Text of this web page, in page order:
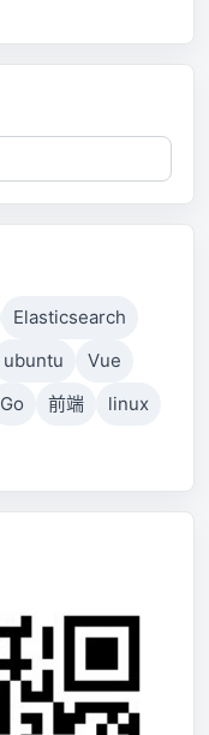
Elasticsearch
ubuntu
Vue
Go 前端
linux